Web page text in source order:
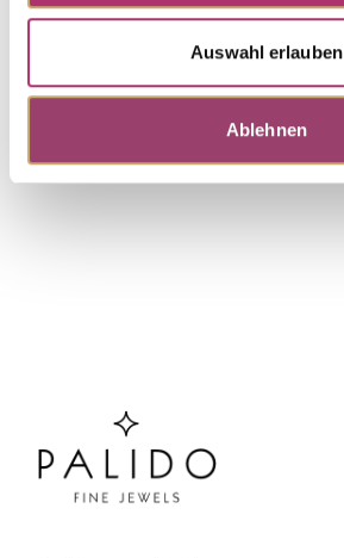
Auswahl erlauben
Ablehnen
0,06ct H/SI · 18 cm